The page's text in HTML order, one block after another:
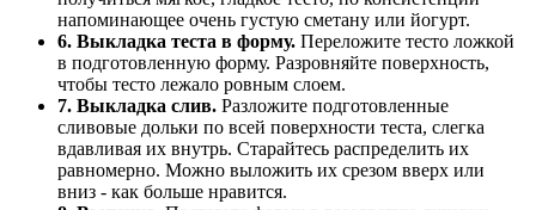
напоминающее очень густую сметану или йогурт.
6. Выкладка теста в форму. Переложите тесто ложкой
в подготовленную форму. Разровняйте поверхность,
чтобы тесто лежало ровным слоем.
7. Выкладка слив. Разложите подготовленные
сливовые дольки по всей поверхности теста, слегка
вдавливая их внутрь. Старайтесь распределить их
равномерно. Можно выложить их срезом вверх или
вниз - как больше нравится.